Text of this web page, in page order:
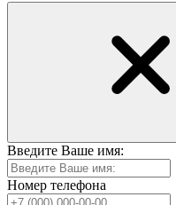
Введите Ваше имя:
Номер телефона